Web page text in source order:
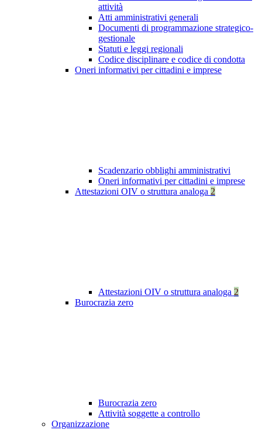
attività
Atti amministrativi generali
Documenti di programmazione strategico-
gestionale
Statuti e leggi regionali
Codice disciplinare e codice di condotta
Oneri informativi per cittadini e imprese
Scadenzario obblighi amministrativi
Oneri informativi per cittadini e imprese
Attestazioni OIV o struttura analoga 2
Attestazioni OIV o struttura analoga 2
Burocrazia zero
Burocrazia zero
Attività soggette a controllo
Organizzazione